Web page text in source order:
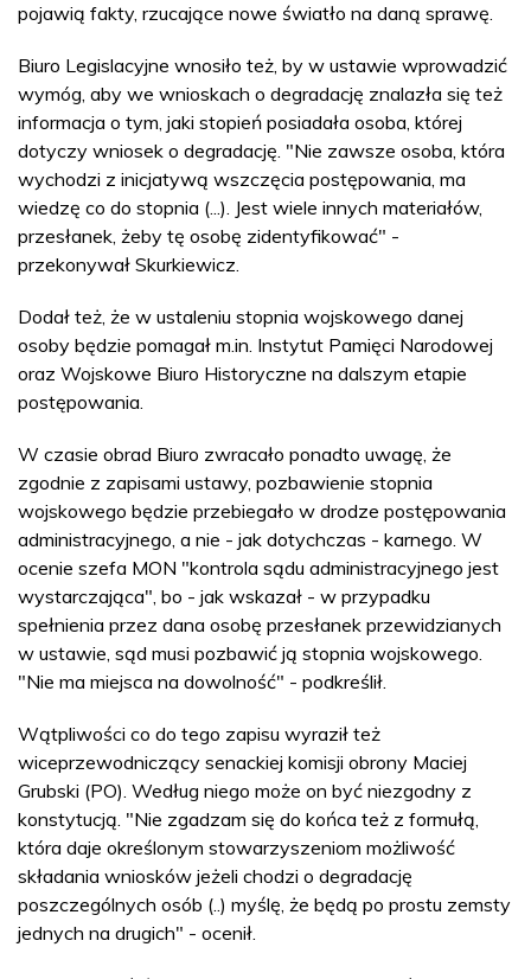
pojawią fakty, rzucające nowe światło na daną sprawę.
Biuro Legislacyjne wnosiło też, by w ustawie wprowadzić
wymóg, aby we wnioskach o degradację znalazła się też
informacja o tym, jaki stopień posiadała osoba, której
dotyczy wniosek o degradację. "Nie zawsze osoba, która
wychodzi z inicjatywą wszczęcia postępowania, ma
wiedzę co do stopnia (...). Jest wiele innych materiałów,
przesłanek, żeby tę osobę zidentyfikować" -
przekonywał Skurkiewicz.
Dodał też, że w ustaleniu stopnia wojskowego danej
osoby będzie pomagał m.in. Instytut Pamięci Narodowej
oraz Wojskowe Biuro Historyczne na dalszym etapie
postępowania.
W czasie obrad Biuro zwracało ponadto uwagę, że
zgodnie z zapisami ustawy, pozbawienie stopnia
wojskowego będzie przebiegało w drodze postępowania
administracyjnego, a nie - jak dotychczas - karnego. W
ocenie szefa MON "kontrola sądu administracyjnego jest
wystarczająca", bo - jak wskazał - w przypadku
spełnienia przez dana osobę przesłanek przewidzianych
w ustawie, sąd musi pozbawić ją stopnia wojskowego.
"Nie ma miejsca na dowolność" - podkreślił.
Wątpliwości co do tego zapisu wyraził też
wiceprzewodniczący senackiej komisji obrony Maciej
Grubski (PO). Według niego może on być niezgodny z
konstytucją. "Nie zgadzam się do końca też z formułą,
która daje określonym stowarzyszeniom możliwość
składania wniosków jeżeli chodzi o degradację
poszczególnych osób (..) myślę, że będą po prostu zemsty
jednych na drugich" - ocenił.